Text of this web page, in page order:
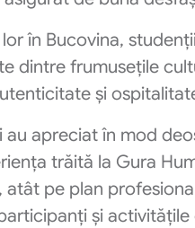
în Bucovina,
dintre frumusețile
și
au apreciat în mod
trăită la Gura
pe plan
și